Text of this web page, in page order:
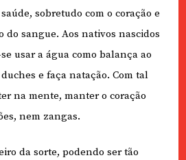
sobretudo com o coração e
do sangue. Aos nativos nascidos
usar a água como balança ao
e faça natação. Com tal
na mente, manter o coração
nem zangas.
da sorte, podendo ser tão